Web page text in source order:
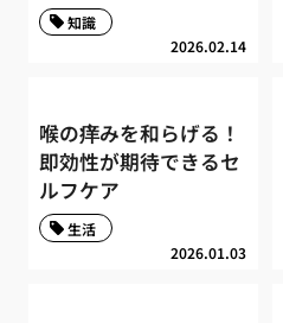
2026.02.14
知識
喉の痒みを和らげる！
即効性が期待できるセ
ルフケア
2026.01.03
生活